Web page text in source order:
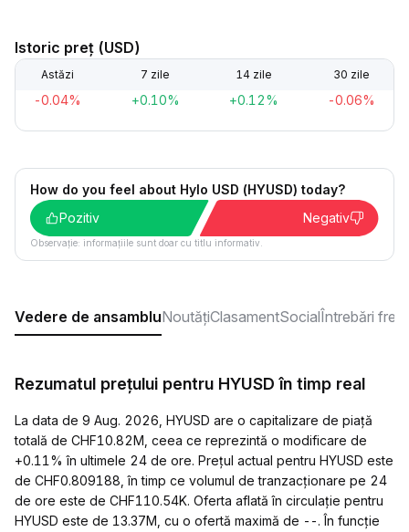
Istoric preț (USD)
Astăzi 7 zile 14 zile 30 zile
-0.04% +0.10% +0.12% -0.06%
How do you feel about Hylo USD (HYUSD) today?
Pozitiv
Negativ
Observație: informațiile sunt doar cu titlu informativ.
Vedere de ansambluNoutățiClasamentSocialÎntrebări
Rezumatul prețului pentru HYUSD în timp real
La data de 9 Aug. 2026, HYUSD are o capitalizare de piață
totală de CHF10.82M, ceea ce reprezintă o modificare de
+0.11% în ultimele 24 de ore. Prețul actual pentru HYUSD este
de CHF0.809188, în timp ce volumul de tranzacționare pe 24
de ore este de CHF110.54K. Oferta aflată în circulație pentru
HYUSD este de 13.37M, cu o ofertă maximă de --. În funcție